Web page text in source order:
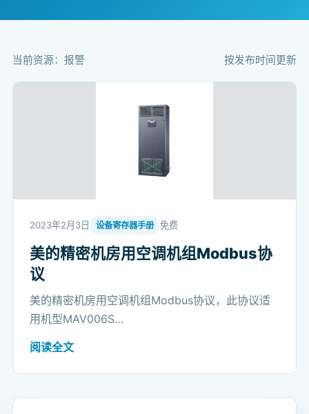
当前资源：报警 按发布时间更新
2023年2月3日 设备寄存器手册 免费
美的精密机房用空调机组Modbus协
议
美的精密机房用空调机组Modbus协议，此协议适
用机型MAV006S…
阅读全文